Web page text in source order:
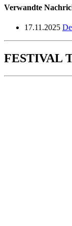
Verwandte
17.11.2025
FESTIVAL